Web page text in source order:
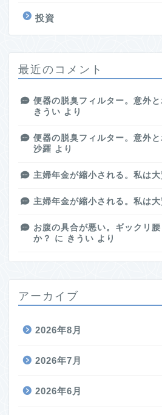
投資
最近のコメント
便器の脱臭フィルター。意外と
きうい より
便器の脱臭フィルター。意外と
沙羅 より
主婦年金が縮小される。私は大
主婦年金が縮小される。私は大
お腹の具合が悪い。ギックリ
か？
に きうい より
アーカイブ
2026年8月
2026年7月
2026年6月